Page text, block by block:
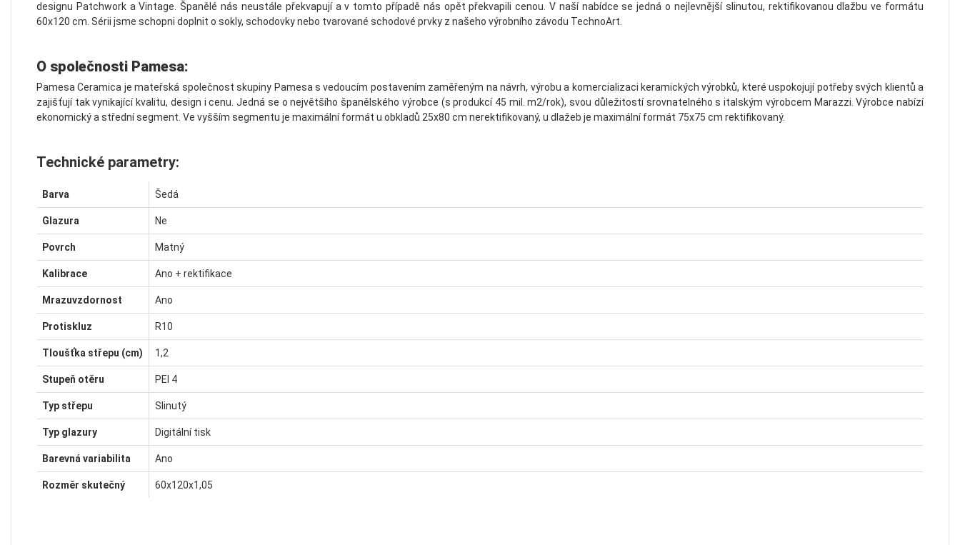
designu Patchwork a Vintage. Španělé nás neustále překvapují a v tomto případě nás opět překvapili cenou. V naší nabídce se jedná o nejlevnější slinutou, rektifikovanou dlažbu ve formátu
60x120 cm. Sérii jsme schopni doplnit o sokly, schodovky nebo tvarované schodové prvky z našeho výrobního závodu TechnoArt.
O společnosti Pamesa:
Pamesa Ceramica je mateřská společnost skupiny Pamesa s vedoucím postavením zaměřeným na návrh, výrobu a komercializaci keramických výrobků, které uspokojují potřeby svých klientů a
zajišťují tak vynikající kvalitu, design i cenu. Jedná se o největšího španělského výrobce (s produkcí 45 mil. m2/rok), svou důležitostí srovnatelného s italským výrobcem Marazzi. Výrobce nabízí
ekonomický a střední segment. Ve vyšším segmentu je maximální formát u obkladů 25x80 cm nerektifikovaný, u dlažeb je maximální formát 75x75 cm rektifikovaný.
Technické parametry:
Barva Šedá
Glazura Ne
Povrch Matný
Kalibrace Ano + rektifikace
Mrazuvzdornost Ano
Protiskluz R10
Tloušťka střepu (cm) 1,2
Stupeň otěru PEI 4
Typ střepu Slinutý
Typ glazury Digitální tisk
Barevná variabilita Ano
Rozměr skutečný 60x120x1,05